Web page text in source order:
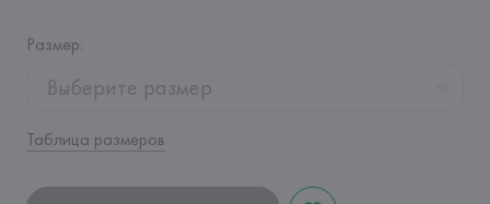
Размер:
Выберите размер
Таблица размеров